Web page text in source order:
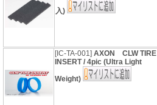
入)
[IC-TA-001]AXON CLW TIRE
INSERT / 4pic (Ultra Light
Weight)